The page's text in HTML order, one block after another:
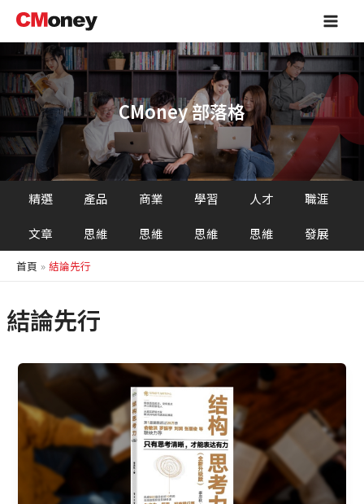
主
容
Main
CMoney 部落格
精選
文章
產品
思維
商業
思維
學習
思維
人才
思維
職涯
發展
首頁 結論先行
結論先行
CMoney
書
會
—
結